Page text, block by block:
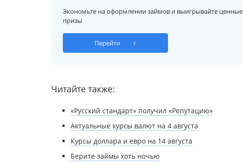
Экономьте на оформлении займов и выигрывайте ценные
призы
Перейти
Читайте также:
«Русский стандарт» получил «Репутацию»
Актуальные курсы валют на 4 августа
Курсы доллара и евро на 14 августа
Берите займы хоть ночью